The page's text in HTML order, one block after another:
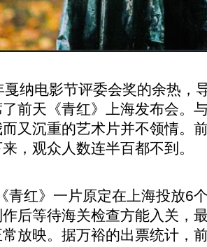
电影节评委会奖的余热，
前天《青红》上海发布会。
又沉重的艺术片并不领情。
，观众人数连半百都不到。
青红》一片原定在上海投放6
后等待海关检查方能入关，
放映。据万裕的出票统计，